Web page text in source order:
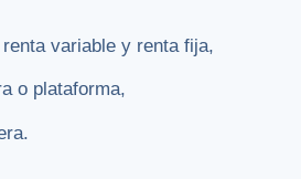
variable y renta fija,
o plataforma,